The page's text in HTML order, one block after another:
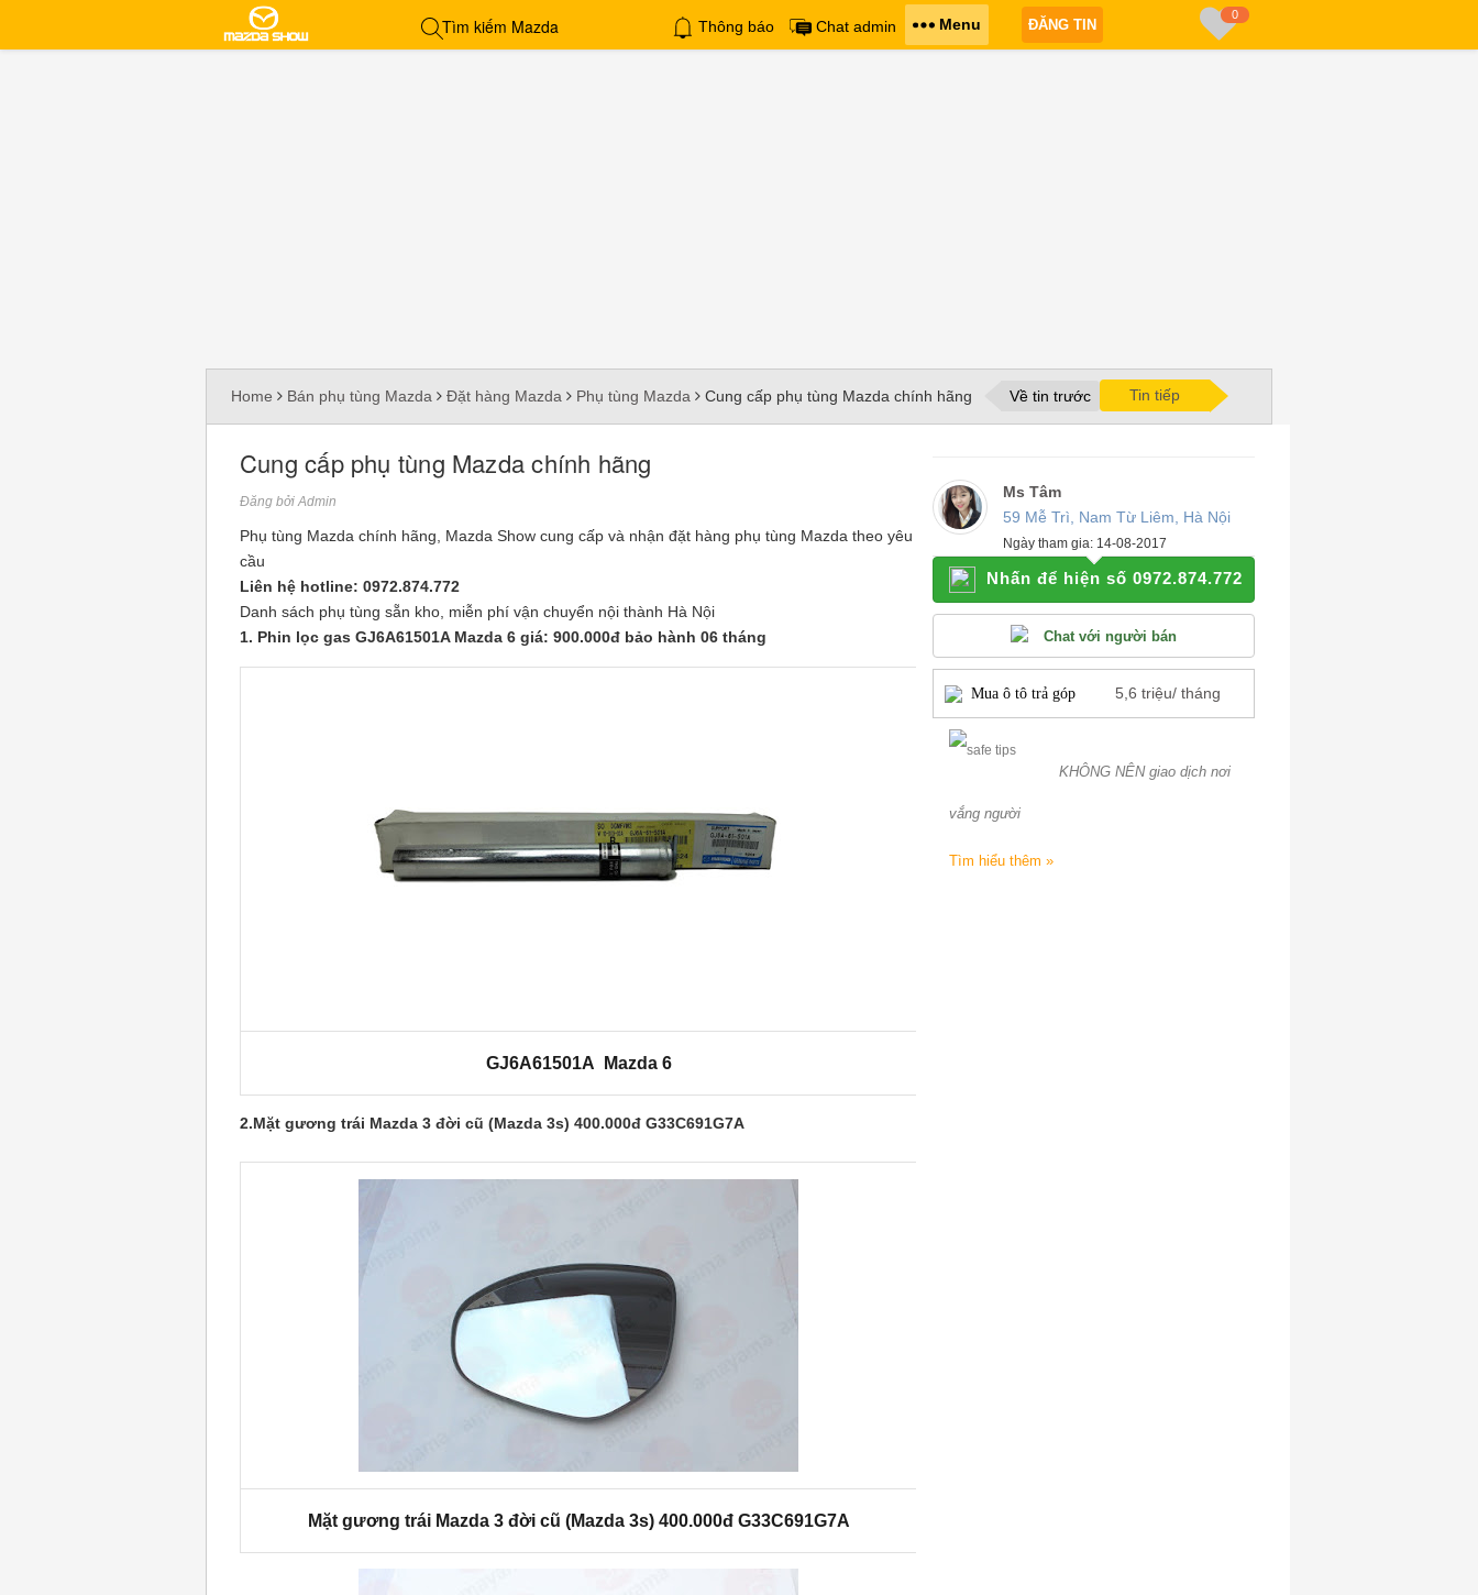
Thông báo Chat admin Menu
0
ĐĂNG TIN
Home Bán phụ tùng Mazda Đặt hàng Mazda Phụ tùng Mazda Cung cấp phụ tùng Mazda chính hãng Về tin trước Tin tiếp
Cung cấp phụ tùng Mazda chính hãng
Đăng bởi Admin
Phụ tùng Mazda chính hãng, Mazda Show cung cấp và nhận đặt hàng phụ tùng Mazda theo yêu
cầu
Liên hệ hotline: 0972.874.772
Danh sách phụ tùng sẵn kho, miễn phí vận chuyển nội thành Hà Nội
1. Phin lọc gas GJ6A61501A Mazda 6 giá: 900.000đ bảo hành 06 tháng
GJ6A61501A Mazda 6
2.Mặt gương trái Mazda 3 đời cũ (Mazda 3s) 400.000đ G33C691G7A
Mặt gương trái Mazda 3 đời cũ (Mazda 3s) 400.000đ G33C691G7A
Ms Tâm
59 Mễ Trì, Nam Từ Liêm, Hà Nội
Ngày tham gia: 14-08-2017
Nhấn để hiện số 0972.874.772
Chat với người bán
Mua ô tô trả góp 5,6 triệu/ tháng
KHÔNG NÊN giao dịch nơi
vắng người
Tìm hiểu thêm »